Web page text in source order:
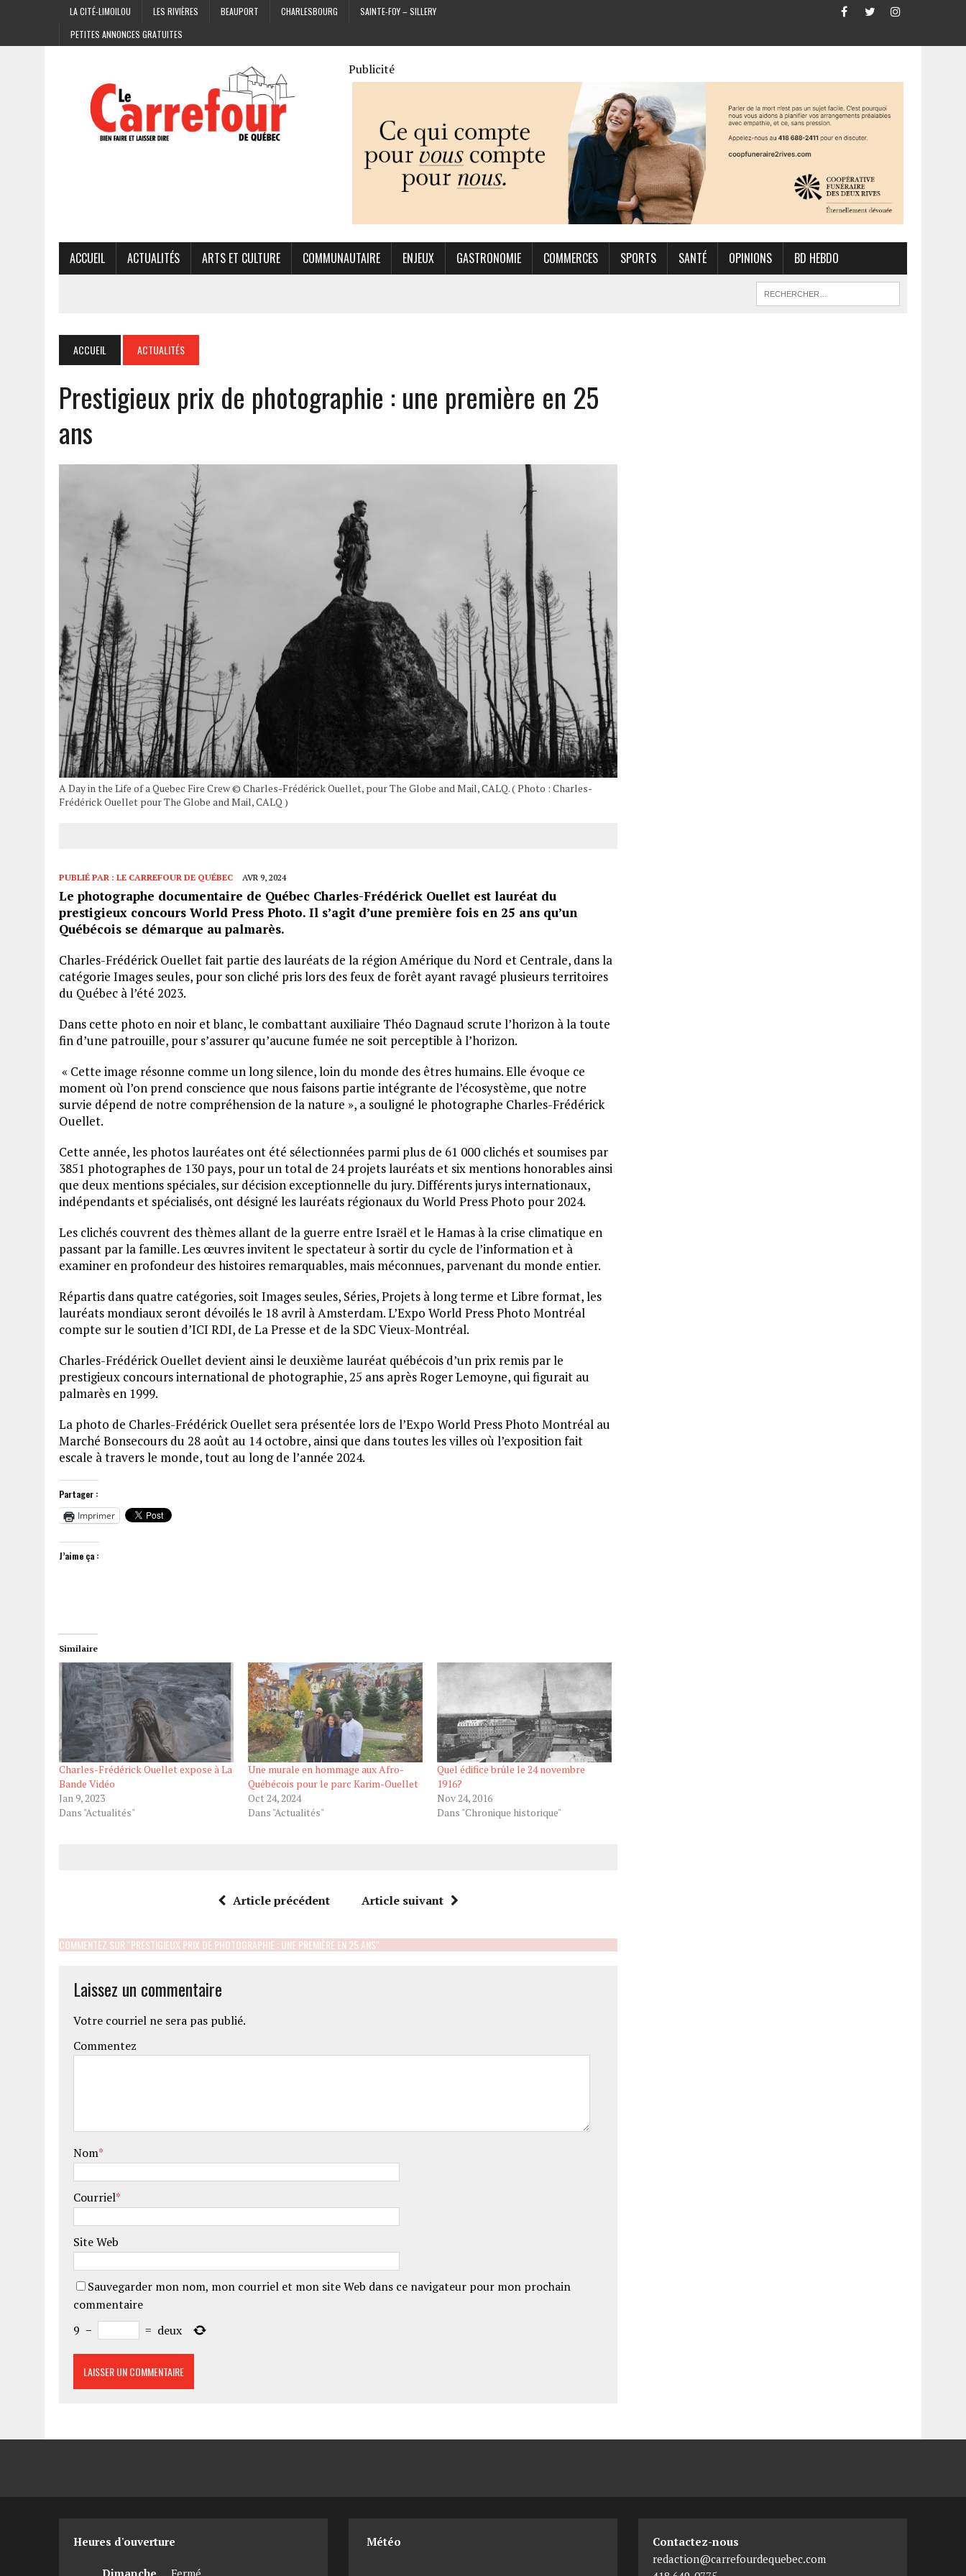
LA CITÉ-LIMOILOU LES RIVIÈRES BEAUPORT CHARLESBOURG
SAINTE-FOY – SILLERY
PETITES ANNONCES GRATUITES
Publicité
ACCUEIL ACTUALITÉS ARTS ET CULTURE COMMUNAUTAIRE ENJEUX GASTRONOMIE COMMERCES SPORTS SANTÉ OPINIONS BD HEBDO
ACCUEIL ACTUALITÉS
Prestigieux prix de photographie : une première en 25
ans
A Day in the Life of a Quebec Fire Crew © Charles-Frédérick Ouellet, pour The Globe and Mail, CALQ. ( Photo : Charles-
Frédérick Ouellet pour The Globe and Mail, CALQ )
PUBLIÉ PAR : LE CARREFOUR DE QUÉBEC AVR 9, 2024
Le photographe documentaire de Québec Charles-Frédérick Ouellet est lauréat du
prestigieux concours World Press Photo. Il s’agit d’une première fois en 25 ans qu’un
Québécois se démarque au palmarès.
Charles-Frédérick Ouellet fait partie des lauréats de la région Amérique du Nord et Centrale, dans la
catégorie Images seules, pour son cliché pris lors des feux de forêt ayant ravagé plusieurs territoires
du Québec à l’été 2023.
Dans cette photo en noir et blanc, le combattant auxiliaire Théo Dagnaud scrute l’horizon à la toute
fin d’une patrouille, pour s’assurer qu’aucune fumée ne soit perceptible à l’horizon.
« Cette image résonne comme un long silence, loin du monde des êtres humains. Elle évoque ce
moment où l’on prend conscience que nous faisons partie intégrante de l’écosystème, que notre
survie dépend de notre compréhension de la nature », a souligné le photographe Charles-Frédérick
Ouellet.
Cette année, les photos lauréates ont été sélectionnées parmi plus de 61 000 clichés et soumises par
3851 photographes de 130 pays, pour un total de 24 projets lauréats et six mentions honorables ainsi
que deux mentions spéciales, sur décision exceptionnelle du jury. Différents jurys internationaux,
indépendants et spécialisés, ont désigné les lauréats régionaux du World Press Photo pour 2024.
Les clichés couvrent des thèmes allant de la guerre entre Israël et le Hamas à la crise climatique en
passant par la famille. Les œuvres invitent le spectateur à sortir du cycle de l’information et à
examiner en profondeur des histoires remarquables, mais méconnues, parvenant du monde entier.
Répartis dans quatre catégories, soit Images seules, Séries, Projets à long terme et Libre format, les
lauréats mondiaux seront dévoilés le 18 avril à Amsterdam. L’Expo World Press Photo Montréal
compte sur le soutien d’ICI RDI, de La Presse et de la SDC Vieux-Montréal.
Charles-Frédérick Ouellet devient ainsi le deuxième lauréat québécois d’un prix remis par le
prestigieux concours international de photographie, 25 ans après Roger Lemoyne, qui figurait au
palmarès en 1999.
La photo de Charles-Frédérick Ouellet sera présentée lors de l’Expo World Press Photo Montréal au
Marché Bonsecours du 28 août au 14 octobre, ainsi que dans toutes les villes où l’exposition fait
escale à travers le monde, tout au long de l’année 2024.
Partager :
Imprimer
J’aime ça :
Similaire
Charles-Frédérick Ouellet expose à La
Bande Vidéo
Jan 9, 2023
Dans "Actualités"
Une murale en hommage aux Afro-
Québécois pour le parc Karim-Ouellet
Oct 24, 2024
Dans "Actualités"
Quel édifice brûle le 24 novembre
1916?
Nov 24, 2016
Dans "Chronique historique"
Article précédent Article suivant
COMMENTEZ SUR "PRESTIGIEUX PRIX DE PHOTOGRAPHIE : UNE PREMIÈRE EN 25 ANS"
Laissez un commentaire
Votre courriel ne sera pas publié.
Commentez
Nom*
Courriel*
Site Web
Sauvegarder mon nom, mon courriel et mon site Web dans ce navigateur pour mon prochain
commentaire
9 − = deux
Heures d'ouverture Météo
Contactez-nous
redaction@carrefourdequebec.com